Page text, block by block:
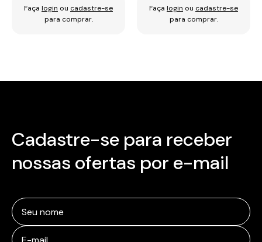
Faça login ou cadastre-se
para comprar.
Faça login ou cadastre-se
para comprar.
Cadastre-se para receber
nossas ofertas por e-mail